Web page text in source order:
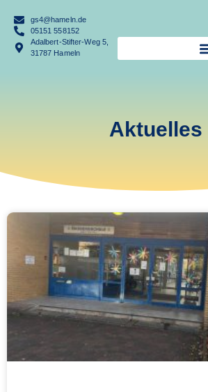
gs4@hameln.de
05151 558152
Adalbert-Stifter-Weg 5,
31787 Hameln
Aktuelles